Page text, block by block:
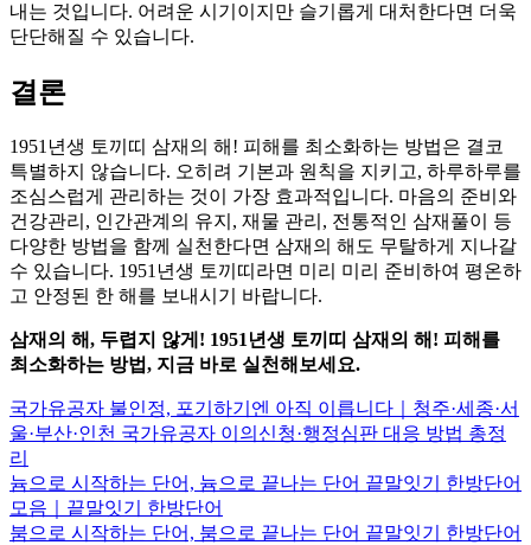
내는 것입니다. 어려운 시기이지만 슬기롭게 대처한다면 더욱
단단해질 수 있습니다.
결론
1951년생 토끼띠 삼재의 해! 피해를 최소화하는 방법은 결코
특별하지 않습니다. 오히려 기본과 원칙을 지키고, 하루하루를
조심스럽게 관리하는 것이 가장 효과적입니다. 마음의 준비와
건강관리, 인간관계의 유지, 재물 관리, 전통적인 삼재풀이 등
다양한 방법을 함께 실천한다면 삼재의 해도 무탈하게 지나갈
수 있습니다. 1951년생 토끼띠라면 미리 미리 준비하여 평온하
고 안정된 한 해를 보내시기 바랍니다.
삼재의 해, 두렵지 않게! 1951년생 토끼띠 삼재의 해! 피해를
최소화하는 방법, 지금 바로 실천해보세요.
국가유공자 불인정, 포기하기엔 아직 이릅니다｜청주·세종·서
울·부산·인천 국가유공자 이의신청·행정심판 대응 방법 총정
리
늄으로 시작하는 단어, 늄으로 끝나는 단어 끝말잇기 한방단어
모음｜끝말잇기 한방단어
붐으로 시작하는 단어, 붐으로 끝나는 단어 끝말잇기 한방단어